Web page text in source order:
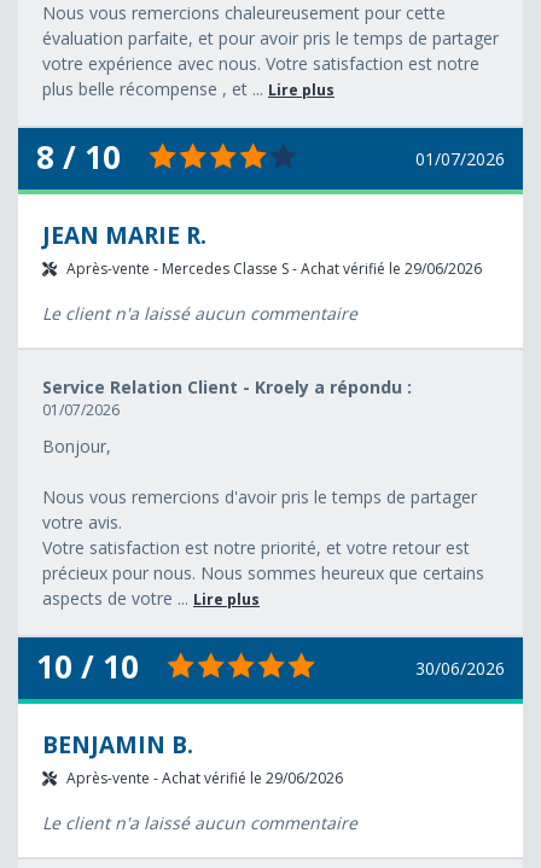
Nous vous remercions chaleureusement pour cette
évaluation parfaite, et pour avoir pris le temps de partager
votre expérience avec nous. Votre satisfaction est notre
plus belle récompense , et ... Lire plus
8 / 10 01/07/2026
JEAN MARIE R.
Après-vente - Mercedes Classe S - Achat vérifié le 29/06/2026
Le client n'a laissé aucun commentaire
Service Relation Client - Kroely a répondu :
01/07/2026
Bonjour,
Nous vous remercions d'avoir pris le temps de partager
votre avis.
Votre satisfaction est notre priorité, et votre retour est
précieux pour nous. Nous sommes heureux que certains
aspects de votre ... Lire plus
10 / 10 30/06/2026
BENJAMIN B.
Après-vente - Achat vérifié le 29/06/2026
Le client n'a laissé aucun commentaire